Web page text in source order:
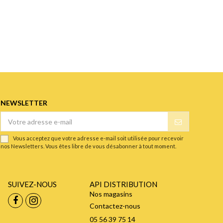
NEWSLETTER
Vous acceptez que votre adresse e-mail soit utilisée pour recevoir
nos Newsletters. Vous êtes libre de vous désabonner à tout moment.
SUIVEZ-NOUS API DISTRIBUTION
Nos magasins
Contactez-nous
05 56 39 75 14